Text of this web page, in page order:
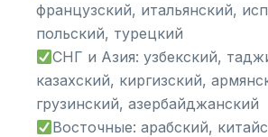
французский, итальянский,
польский, турецкий
СНГ и Азия: узбекский,
казахский, киргизский,
грузинский, азербайджанский
Восточные: арабский,